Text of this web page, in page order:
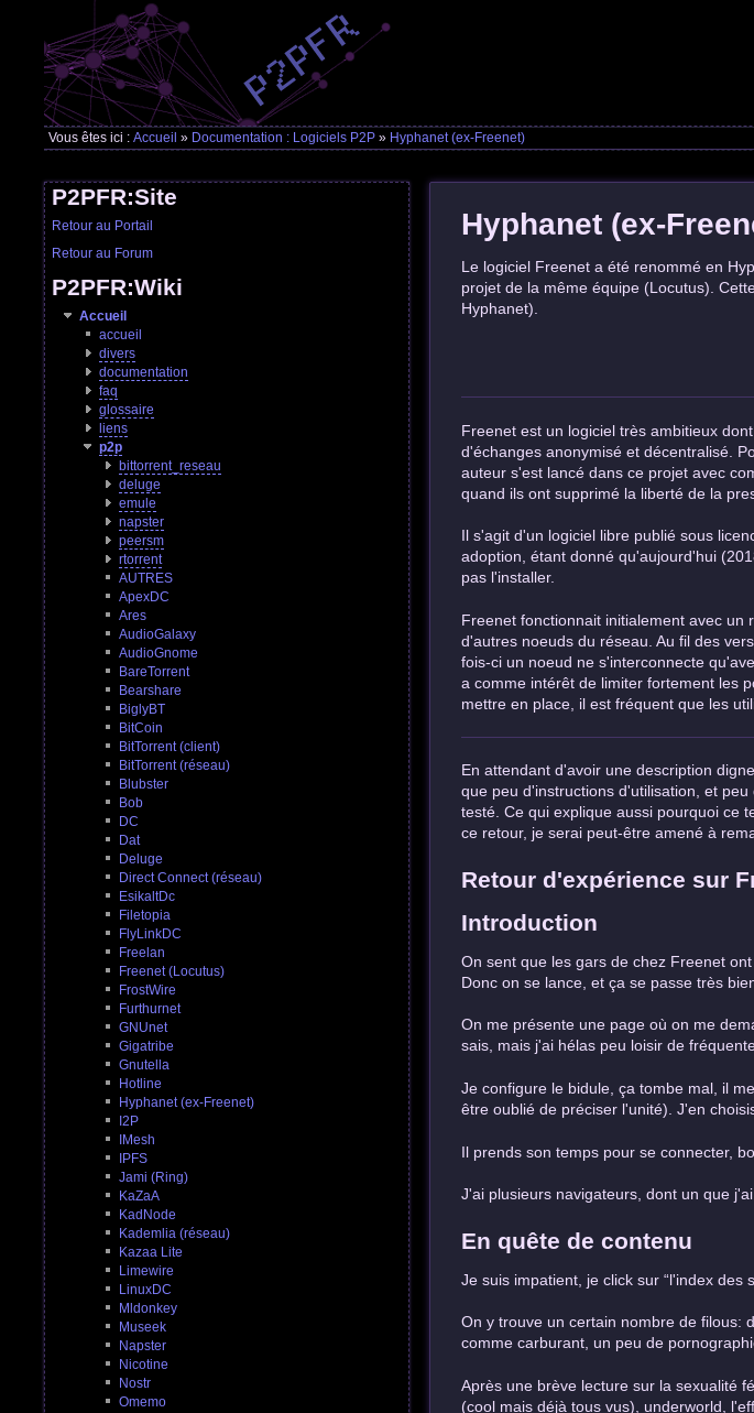
Vous êtes ici :Accueil » Documentation : Logiciels P2P » Hyphanet (ex-Freenet)
P2PFR:Site
Retour au Portail
Retour au Forum
P2PFR:Wiki
Accueil
accueil
divers
documentation
faq
glossaire
liens
p2p
bittorrent_reseau
deluge
emule
napster
peersm
rtorrent
AUTRES
ApexDC
Ares
AudioGalaxy
AudioGnome
BareTorrent
Bearshare
BiglyBT
BitCoin
BitTorrent (client)
BitTorrent (réseau)
Blubster
Bob
DC
Dat
Deluge
Direct Connect (réseau)
EsikaltDc
Filetopia
FlyLinkDC
Freelan
Freenet (Locutus)
FrostWire
Furthurnet
GNUnet
Gigatribe
Gnutella
Hotline
Hyphanet (ex-Freenet)
I2P
IMesh
IPFS
Jami (Ring)
KaZaA
KadNode
Kademlia (réseau)
Kazaa Lite
Limewire
LinuxDC
Mldonkey
Museek
Napster
Nicotine
Nostr
Omemo
Hyphanet (ex-
Le logiciel Freenet a été renommé en
projet de la même équipe (Locutus).
Hyphanet).
Freenet est un logiciel très ambitieux
d'échanges anonymisé et décentralisé.
auteur s'est lancé dans ce projet avec
quand ils ont supprimé la liberté de la
Il s'agit d'un logiciel libre publié sous
adoption, étant donné qu'aujourd'hui
pas l'installer.
Freenet fonctionnait initialement avec
d'autres noeuds du réseau. Au fil des
fois-ci un noeud ne s'interconnecte
a comme intérêt de limiter fortement les
mettre en place, il est fréquent que les
En attendant d'avoir une description
que peu d'instructions d'utilisation, et
testé. Ce qui explique aussi pourquoi ce
ce retour, je serai peut-être amené à
Retour d'expérience sur
Introduction
On sent que les gars de chez Freenet
Donc on se lance, et ça se passe très
On me présente une page où on me
sais, mais j'ai hélas peu loisir de
Je configure le bidule, ça tombe mal, il
être oublié de préciser l'unité). J'en
Il prends son temps pour se connecter,
J'ai plusieurs navigateurs, dont un que
En quête de contenu
Je suis impatient, je click sur “l'index des
On y trouve un certain nombre de filous:
comme carburant, un peu de
Après une brève lecture sur la sexualité
(cool mais déjà tous vus), underworld,